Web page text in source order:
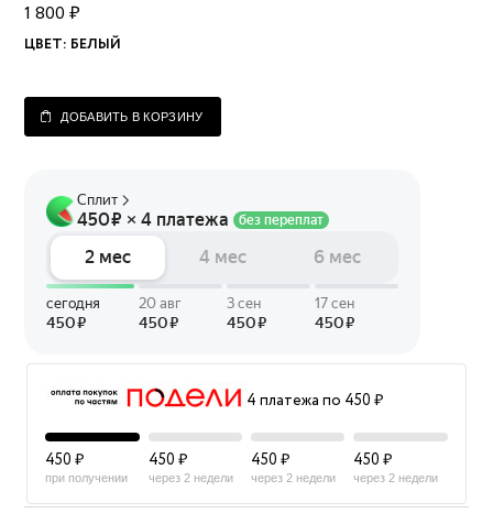
1 800 ₽
ЦВЕТ: БЕЛЫЙ
ДОБАВИТЬ В КОРЗИНУ
4 платежа по 450 ₽
450 ₽
при получении
450 ₽
через 2 недели
450 ₽
через 2 недели
450 ₽
через 2 недели